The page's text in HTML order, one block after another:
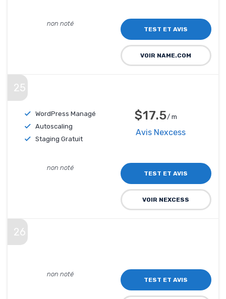
non noté
TEST ET AVIS
VOIR NAME.COM
25
WordPress Managé
Autoscaling
Staging Gratuit
$17.5/ m
Avis Nexcess
non noté
TEST ET AVIS
VOIR NEXCESS
26
non noté
TEST ET AVIS